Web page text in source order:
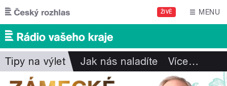
Přejít k hlavnímu obsahu
ŽIVĚ MENU
Tipy na výlet Jak nás naladíte Více…